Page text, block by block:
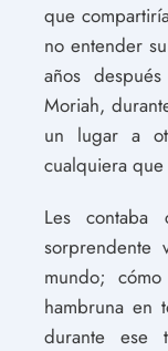
que
no entender
años
Moriah,
un lugar a
cualquiera
Les
mundo;
hambruna en
durante ese